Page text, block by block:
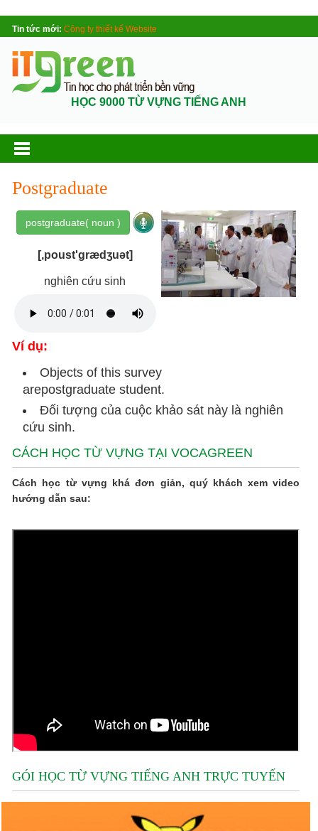
Tin tức mới: Công ty thiết kế Website
HỌC 9000 TỪ VỰNG TIẾNG ANH
Postgraduate
postgraduate( noun )
[,poust'grædʒuət]
nghiên cứu sinh
Ví dụ:
Objects of this survey
arepostgraduate student.
Đối tượng của cuộc khảo sát này là nghiên
cứu sinh.
CÁCH HỌC TỪ VỰNG TẠI VOCAGREEN
Cách học từ vựng khá đơn giản, quý khách xem video
hướng dẫn sau:
GÓI HỌC TỪ VỰNG TIẾNG ANH TRỰC TUYẾN